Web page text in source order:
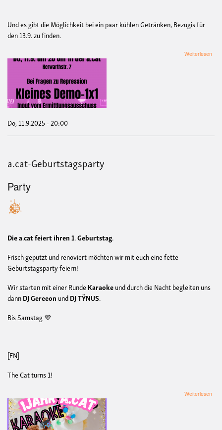
Und es gibt die Möglichkeit bei ein paar kühlen Getränken, Bezugis für
den 13.9. zu finden.
Weiterlesen
Do, 11.9.2025 - 20:00
a.cat-Geburtstagsparty
Party
Diea.catfeiertihren1.Geburtstag.
Frisch geputzt und renoviert möchten wir mit euch eine fette
Geburtstagsparty feiern!
Wir starten mit einer Runde Karaokeund durch die Nacht begleiten uns
dannDJGereeon undDJTŸNUS.
Bis Samstag 💜
[EN]
The Cat turns 1!
Weiterlesen